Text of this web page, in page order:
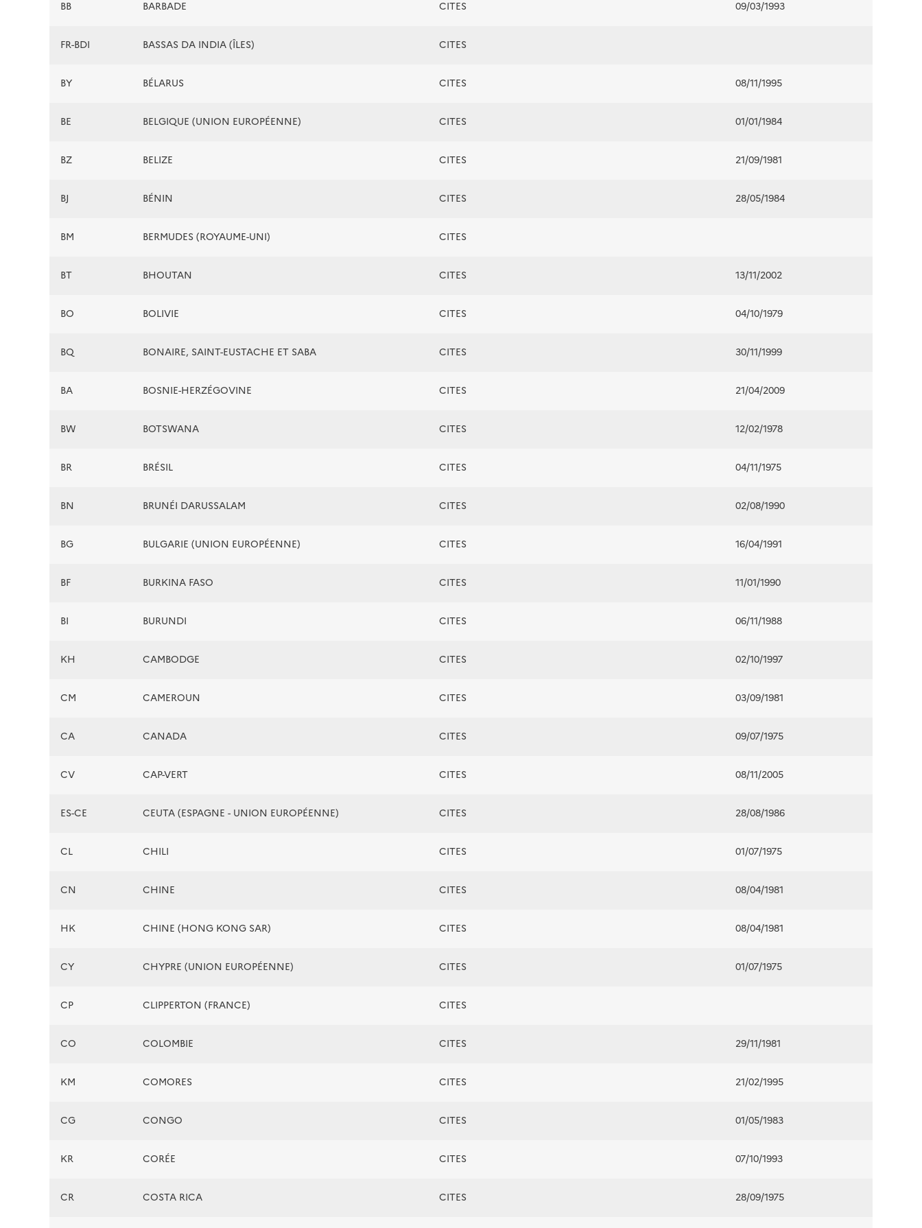
BB BARBADE CITES 09/03/1993
FR-BDI BASSAS DA INDIA (ÎLES) CITES
BY BÉLARUS CITES 08/11/1995
BE BELGIQUE (UNION EUROPÉENNE) CITES 01/01/1984
BZ BELIZE CITES 21/09/1981
BJ BÉNIN CITES 28/05/1984
BM BERMUDES (ROYAUME-UNI) CITES
BT BHOUTAN CITES 13/11/2002
BO BOLIVIE CITES 04/10/1979
BQ BONAIRE, SAINT-EUSTACHE ET SABA CITES 30/11/1999
BA BOSNIE-HERZÉGOVINE CITES 21/04/2009
BW BOTSWANA CITES 12/02/1978
BR BRÉSIL CITES 04/11/1975
BN BRUNÉI DARUSSALAM CITES 02/08/1990
BG BULGARIE (UNION EUROPÉENNE) CITES 16/04/1991
BF BURKINA FASO CITES 11/01/1990
BI BURUNDI CITES 06/11/1988
KH CAMBODGE CITES 02/10/1997
CM CAMEROUN CITES 03/09/1981
CA CANADA CITES 09/07/1975
CV CAP-VERT CITES 08/11/2005
ES-CE CEUTA (ESPAGNE - UNION EUROPÉENNE) CITES 28/08/1986
CL CHILI CITES 01/07/1975
CN CHINE CITES 08/04/1981
HK CHINE (HONG KONG SAR) CITES 08/04/1981
CY CHYPRE (UNION EUROPÉENNE) CITES 01/07/1975
CP CLIPPERTON (FRANCE) CITES
CO COLOMBIE CITES 29/11/1981
KM COMORES CITES 21/02/1995
CG CONGO CITES 01/05/1983
KR CORÉE CITES 07/10/1993
CR COSTA RICA CITES 28/09/1975